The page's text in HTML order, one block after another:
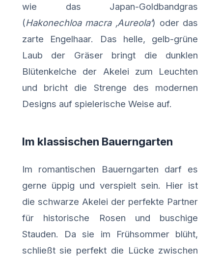
wie das Japan-Goldbandgras
(Hakonechloa macra ‚Aureola‘) oder das
zarte Engelhaar. Das helle, gelb-grüne
Laub der Gräser bringt die dunklen
Blütenkelche der Akelei zum Leuchten
und bricht die Strenge des modernen
Designs auf spielerische Weise auf.
Im klassischen Bauerngarten
Im romantischen Bauerngarten darf es
gerne üppig und verspielt sein. Hier ist
die schwarze Akelei der perfekte Partner
für historische Rosen und buschige
Stauden. Da sie im Frühsommer blüht,
schließt sie perfekt die Lücke zwischen